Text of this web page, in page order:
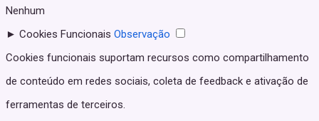
Nenhum
► Cookies Funcionais Observação
Cookies funcionais suportam recursos como compartilhamento
de conteúdo em redes sociais, coleta de feedback e ativação de
ferramentas de terceiros.